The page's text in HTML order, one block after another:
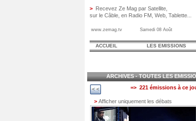
> Recevez Ze Mag par Satellite,
sur le Câble, en Radio FM, Web, Tablette...
www.zemag.tv Samedi 08 Août
ACCUEIL LES EMISSIONS
ARCHIVES - TOUTES LES
=> 221 émissions à ce
> Afficher uniquement les débats